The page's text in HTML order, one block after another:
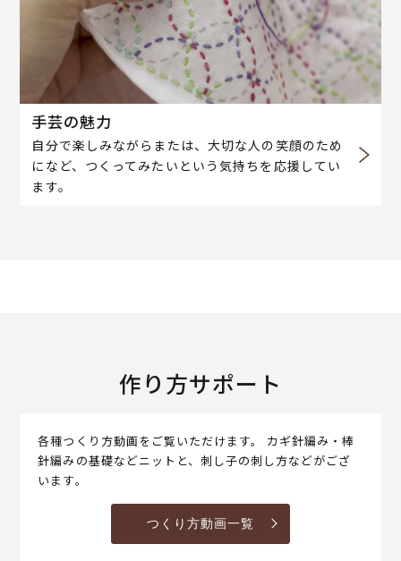
手芸の魅力
自分で楽しみながらまたは、大切な人の笑顔のため
になど、つくってみたいという気持ちを応援してい
ます。
作り方サポート
各種つくり方動画をご覧いただけます。 カギ針編み・棒
針編みの基礎などニットと、刺し子の刺し方などがござ
います。
つくり方動画一覧